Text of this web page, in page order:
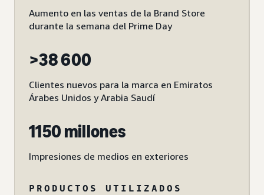
Aumento en las ventas de la Brand Store
durante la semana del Prime Day
>38 600
Clientes nuevos para la marca en Emiratos
Árabes Unidos y Arabia Saudí
1150 millones
Impresiones de medios en exteriores
PRODUCTOS UTILIZADOS